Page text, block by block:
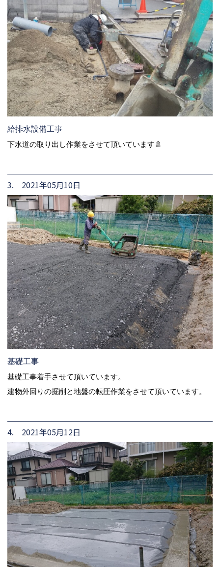
給排水設備工事
下水道の取り出し作業をさせて頂いています🚿
3. 2021年05月10日
基礎工事
基礎工事着手させて頂いています。
建物外回りの掘削と地盤の転圧作業をさせて頂いています。
4. 2021年05月12日